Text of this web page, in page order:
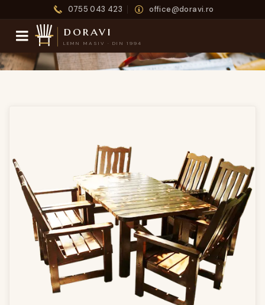
0755 043 423 office@doravi.ro
doravi
LEMN MASIV · DIN 1994